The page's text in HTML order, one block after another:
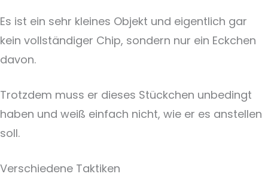
Es ist ein sehr kleines Objekt und eigentlich gar
kein vollständiger Chip, sondern nur ein Eckchen
davon.
Trotzdem muss er dieses Stückchen unbedingt
haben und weiß einfach nicht, wie er es anstellen
soll.
Verschiedene Taktiken